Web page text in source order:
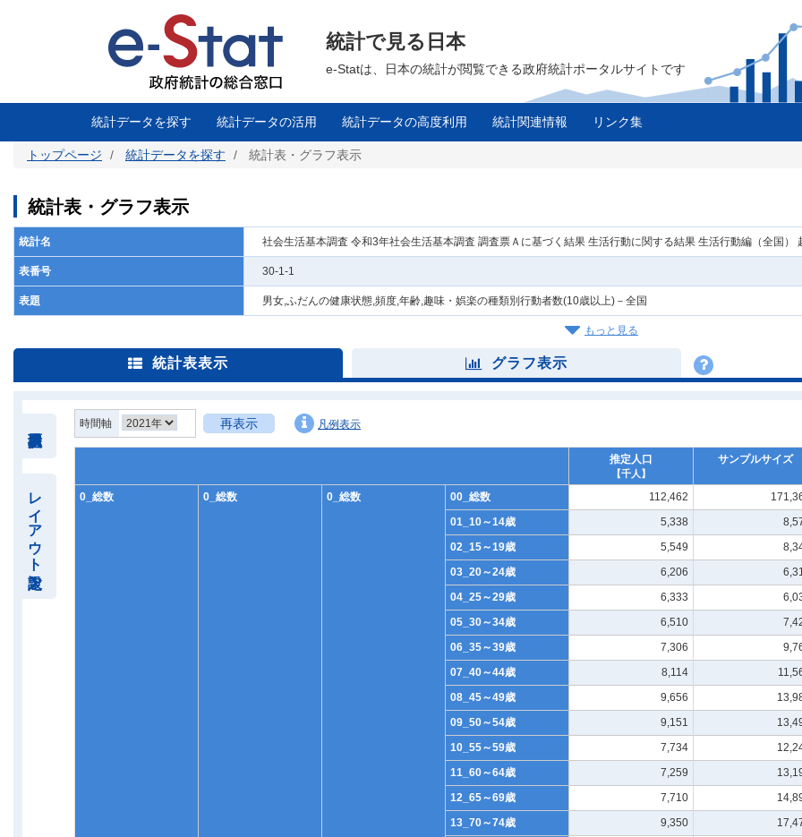
に
統計で見る日本
e-Statは、日本の統計が閲覧できる政府統計ポータルサイトです
統計データを探す 統計データの活用 統計データの高度利用 統計関連情報 リンク集
トップページ 統計データを探す 統計表・グラフ表示
統計表・グラフ表示
統計名 社会生活基本調査 令和3年社会生活基本調査 調査票Ａに基づく結果 生活行動に関する結果 生活行動編（全国）
表番号 30-1-1
表題 男女,ふだんの健康状態,頻度,年齢,趣味・娯楽の種類別行動者数(10歳以上)－全国
もっと見る
統計表表示 グラフ表示
レイアウト設定
時間軸 再表示 凡例表示
推定人口
【千人】
サンプルサイズ
0_総数 0_総数 0_総数 00_総数 112,462
01_10～14歳
5,338
02_15～19歳
5,549
03_20～24歳
6,206
04_25～29歳
6,333
05_30～34歳
6,510
06_35～39歳
7,306
07_40～44歳
8,114
08_45～49歳
9,656
09_50～54歳
9,151
10_55～59歳
7,734
11_60～64歳
7,259
12_65～69歳
7,710
13_70～74歳
9,350